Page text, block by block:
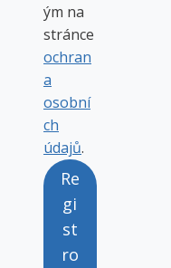
ým na
stránce
ochran
a
osobní
ch
údajů.
Re
gi
st
ro